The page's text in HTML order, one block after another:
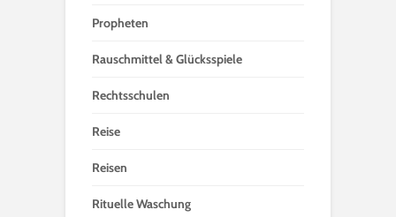
Propheten
Rauschmittel & Glücksspiele
Rechtsschulen
Reise
Reisen
Rituelle Waschung